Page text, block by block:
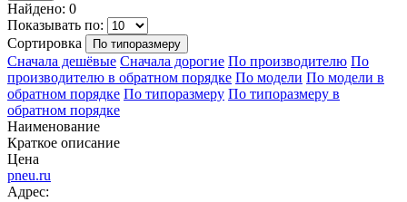
Найдено: 0
Показывать по:
Сортировка
По типоразмеру
Сначала дешёвые Сначала дорогие По производителю По
производителю в обратном порядке По модели По модели в
обратном порядке По типоразмеру По типоразмеру в
обратном порядке
Наименование
Краткое описание
Цена
pneu.ru
Адрес: